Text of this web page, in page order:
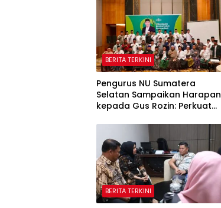
BERITA TERKINI
Pengurus NU Sumatera
Selatan Sampaikan Harapan
kepada Gus Rozin: Perkuat
BERITA TERKINI